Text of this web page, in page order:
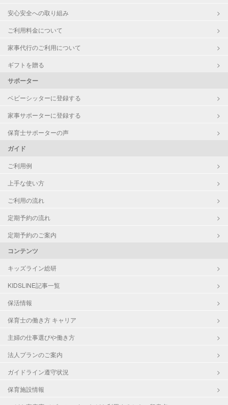
安心安全への取り組み
ご利用料金について
家事代行のご利用について
ギフトを贈る
サポーター
ベビーシッターに登録する
家事サポーターに登録する
保育士サポーターの声
ガイド
ご利用例
上手な使い方
ご利用の流れ
定期予約の流れ
定期予約のご案内
コンテンツ
キッズライン総研
KIDSLINE記事一覧
保活情報
保育士の働き方 キャリア
主婦の仕事選びや働き方
法人プランのご案内
ガイドライン遵守状況
保育施設情報